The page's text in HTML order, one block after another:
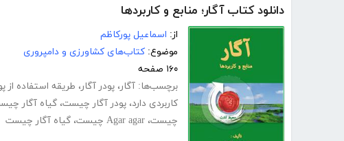
دانلود کتاب آگار؛ منابع و کاربردها
از: اسماعیل پورکاظم
موضوع: کتاب‌های کشاورزی و دامپروری
۱۶۰ صفحه
برچسب‌ها: آگار، پودر آگار، طریقه استفاده از
کاربردی دارد، پودر آگار چیست، گیاه آگار
چیست، Agar agar چیست ، گیاه آگار چیست